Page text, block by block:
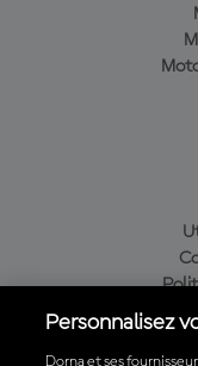
Personnalisez
Dorna et ses